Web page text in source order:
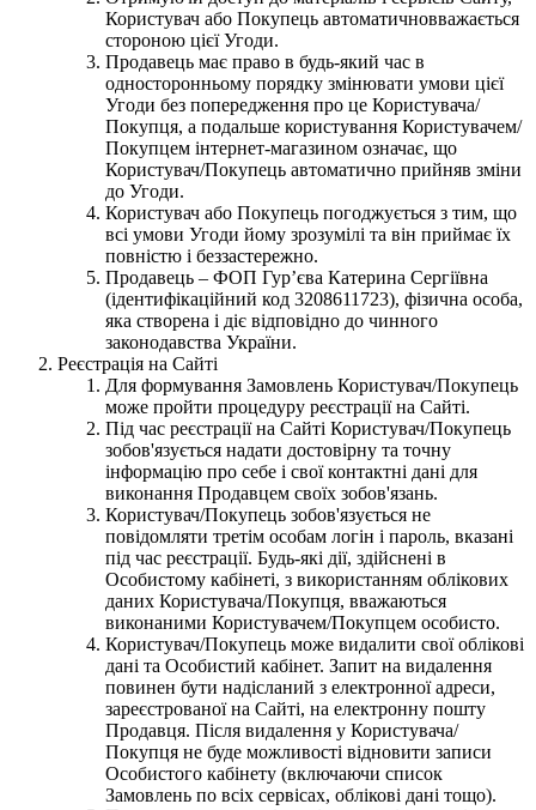
Користувач або Покупець автоматичновважається
стороною цієї Угоди.
Продавець має право в будь-який час в
односторонньому порядку змінювати умови цієї
Угоди без попередження про це Користувача/
Покупця, а подальше користування Користувачем/
Покупцем інтернет-магазином означає, що
Користувач/Покупець автоматично прийняв зміни
до Угоди.
Користувач або Покупець погоджується з тим, що
всі умови Угоди йому зрозумілі та він приймає їх
повністю і беззастережно.
Продавець – ФОП Гур’єва Катерина Сергіївна
(ідентифікаційний код 3208611723), фізична особа,
яка створена і діє відповідно до чинного
законодавства України.
Реєстрація на Сайті
Для формування Замовлень Користувач/Покупець
може пройти процедуру реєстрації на Сайті.
Під час реєстрації на Сайті Користувач/Покупець
зобов'язується надати достовірну та точну
інформацію про себе і свої контактні дані для
виконання Продавцем своїх зобов'язань.
Користувач/Покупець зобов'язується не
повідомляти третім особам логін і пароль, вказані
під час реєстрації. Будь-які дії, здійснені в
Особистому кабінеті, з використанням облікових
даних Користувача/Покупця, вважаються
виконаними Користувачем/Покупцем особисто.
Користувач/Покупець може видалити свої облікові
дані та Особистий кабінет. Запит на видалення
повинен бути надісланий з електронної адреси,
зареєстрованої на Сайті, на електронну пошту
Продавця. Після видалення у Користувача/
Покупця не буде можливості відновити записи
Особистого кабінету (включаючи список
Замовлень по всіх сервісах, облікові дані тощо).